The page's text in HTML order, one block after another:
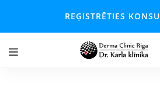
REĢISTRĒTIES